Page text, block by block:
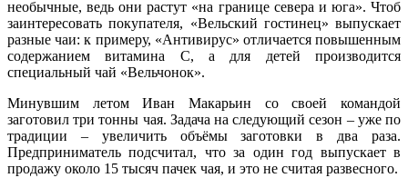
необычные, ведь они растут «на границе севера и юга». Чтоб
заинтересовать покупателя, «Вельский гостинец» выпускает
разные чаи: к примеру, «Антивирус» отличается повышенным
содержанием витамина С, а для детей производится
специальный чай «Вельчонок».
Минувшим летом Иван Макарьин со своей командой
заготовил три тонны чая. Задача на следующий сезон – уже по
традиции – увеличить объёмы заготовки в два раза.
Предприниматель подсчитал, что за один год выпускает в
продажу около 15 тысяч пачек чая, и это не считая развесного.